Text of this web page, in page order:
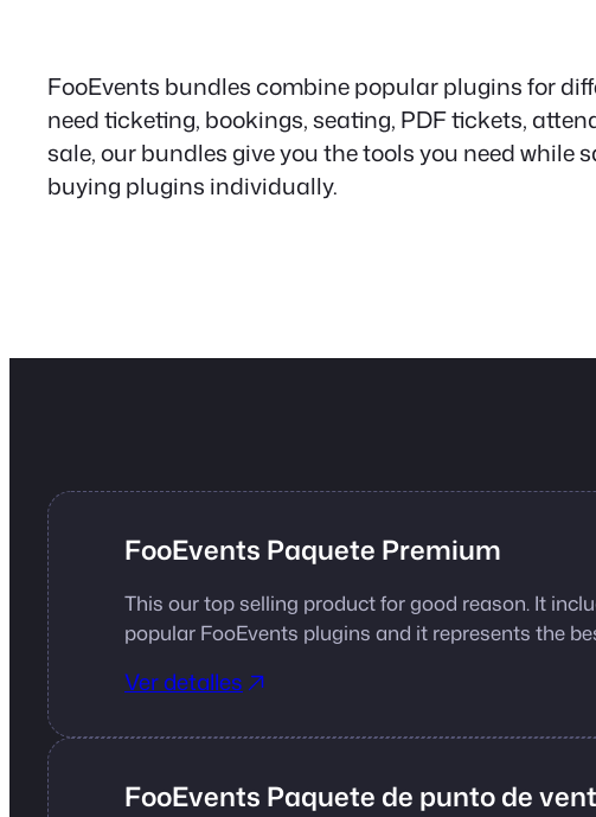
FooEvents bundles combine popular plugins for
need ticketing, bookings, seating, PDF tickets,
sale, our bundles give you the tools you need while
buying plugins individually.
FooEvents Paquete Premium
This our top selling product for good reason. It
popular FooEvents plugins and it represents the
Ver detalles
FooEvents Paquete de punto de